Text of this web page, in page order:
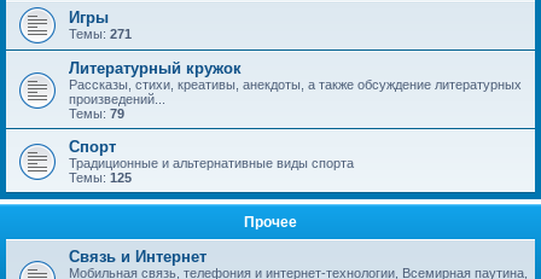
Игры
Темы: 271
Литературный кружок
Рассказы, стихи, креативы, анекдоты, а также обсуждение литературных
произведений...
Темы: 79
Спорт
Традиционные и альтернативные виды спорта
Темы: 125
Прочее
Связь и Интернет
Мобильная связь, телефония и интернет-технологии, Всемирная паутина,